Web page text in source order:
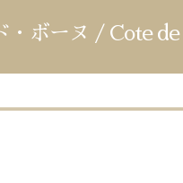
・ボーヌ / Cote